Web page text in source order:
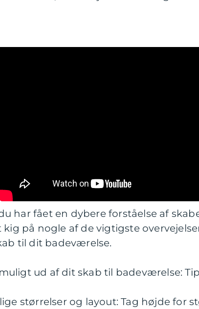
har fået en dybere forståelse af
kig på nogle af de vigtigste
til dit badeværelse.
ud af dit skab til badeværelse:
størrelser og layout: Tag højde for